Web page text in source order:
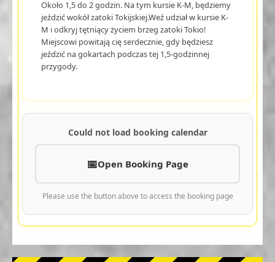
Około 1,5 do 2 godzin. Na tym kursie K-M, będziemy
jeździć wokół zatoki Tokijskiej.Weź udział w kursie K-
M i odkryj tętniący życiem brzeg zatoki Tokio!
Miejscowi powitają cię serdecznie, gdy będziesz
jeździć na gokartach podczas tej 1,5-godzinnej
przygody.
Could not load booking calendar
Open Booking Page
Please use the button above to access the booking page